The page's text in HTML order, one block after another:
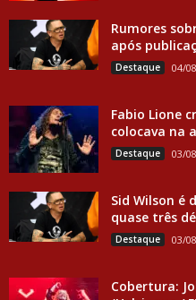
Rumores
após
Destaque 04/
Fabio Lione
colocava na
Destaque 03/
Sid Wilson é
quase três
Destaque 03/
Cobertura: